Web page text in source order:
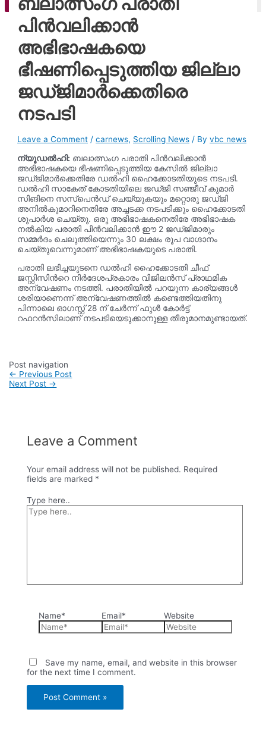
പിൻവലിക്കാൻ
അഭിഭാഷകയെ
ഭീഷണിപ്പെടുത്തിയ ജില്ലാ
ജഡ്ജിമാർക്കെതിരെ
നടപടി
Leave a Comment /carnews, Scrolling News / Byvbc news
ന്യൂഡൽഹി: ബലാത്സംഗ പരാതി പിൻവലിക്കാൻ
അഭിഭാഷകയെ ഭീഷണിപ്പെടുത്തിയ കേസിൽ ജില്ലാ
ജഡ്ജിമാർക്കെതിരേ ഡൽഹി ഹൈക്കോടതിയുടെ നടപടി.
ഡൽഹി സാകേത് കോടതിയിലെ ജഡ്ജി സഞ്ജീവ് കുമാർ
സിങിനെ സസ്പെൻഡ് ചെയ്യുകയും മറ്റൊരു ജഡ്ജി
അനിൽകുമാറിനെതിരേ അച്ചടക്ക നടപടിക്കും ഹൈക്കോടതി
ശുപാർശ ചെയ്തു. ഒരു അഭിഭാഷകനെതിരേ അഭിഭാഷക
നൽകിയ പരാതി പിൻവലിക്കാൻ ഈ 2 ജഡ്ജിമാരും
സമ്മർദം ചെലുത്തിയെന്നും 30 ലക്ഷം രൂപ വാഗ്ദാനം
ചെയ്തുവെന്നുമാണ് അഭിഭാഷകയുടെ പരാതി.
പരാതി ലഭിച്ചയുടനെ ഡൽഹി ഹൈക്കോടതി ചീഫ്
ജസ്റ്റിസിൻറെ നിർദേശപ്രകാരം വിജിലൻസ് പ്രാഥമിക
അന്വേഷണം നടത്തി. പരാതിയിൽ പറയുന്ന കാര്യങ്ങൾ
ശരിയാണെന്ന് അന്വേഷണത്തിൽ കണ്ടെത്തിയതിനു
പിന്നാലെ ഓഗസ്റ്റ് 28 ന് ചേർന്ന് ഫുൾ കോർട്ട്
റഫറൻസിലാണ് നടപടിയെടുക്കാനുള്ള തീരുമാനമുണ്ടായത്.
Post navigation
← Previous Post
Next Post →
Leave a Comment
Your email address will not be published. Required
fields are marked *
Type here..
Name* Email* Website
Save my name, email, and website in this browser
for the next time I comment.